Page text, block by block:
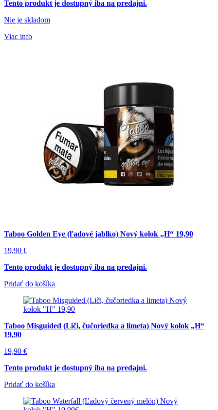
Tento produkt je dostupný iba na predajni.
Nie je skladom
Viac info
Taboo Golden Eye (ľadové jablko) Nový kolok „H“ 19,90
19,90 €
Tento produkt je dostupný iba na predajni.
Pridať do košíka
Taboo Misguided (Liči, čučoriedka a limeta) Nový kolok „H“
19,90
19,90 €
Tento produkt je dostupný iba na predajni.
Pridať do košíka